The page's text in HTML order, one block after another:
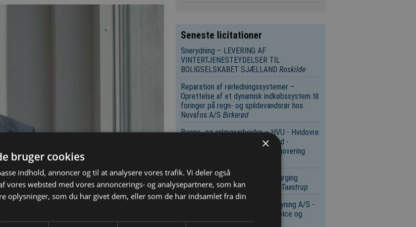
Seneste licitationer
Snerydning – LEVERING AF
VINTERTJENESTEYDELSER TIL
BOLIGSELSKABET SJÆLLAND Roskilde
Reparation af rørledningssystemer –
Oprettelse af et dynamisk indkøbssystem til
foringer på regn- og spildevandsrør hos
Novafos A/S Birkerød
Bygge- og anlægsarbejder – HVU - Hvidovre
Udslusningsfængsel, Lysholmgård -
nedrivning, nybyggeri og totalrenovering
Bygge- og anlægsarbejder – Charging
Infrastructure at Hårlev Station Taastrup
Rottebekæmpelse – Vejen Forsyning A/S -
udbud af rottebekæmpelse, service og
rådgivning.Vejen
×
bruger cookies
indhold, annoncer og til at analysere vores trafik. Vi deler også
vores websted med vores annoncerings- og analysepartnere, som kan
oplysninger, som du har givet dem, eller som de har indsamlet fra din